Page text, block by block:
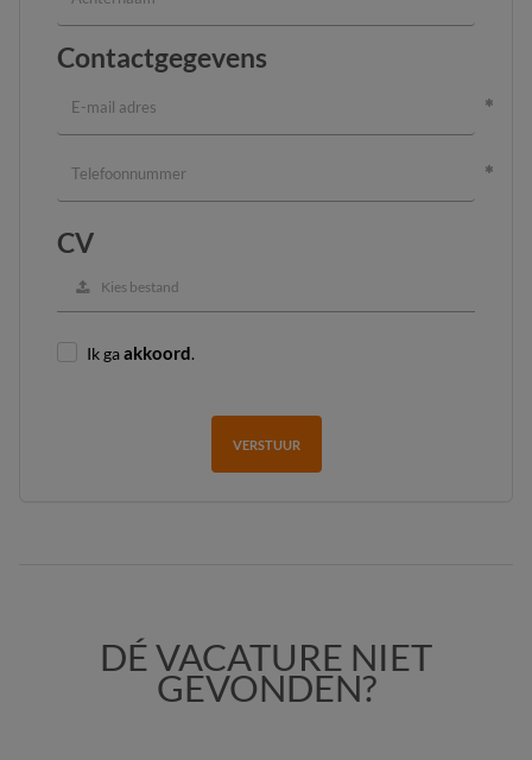
Contactgegevens
CV
Kies bestand
Ik gaakkoord.
VERSTUUR
DÉ VACATURE NIET
GEVONDEN?